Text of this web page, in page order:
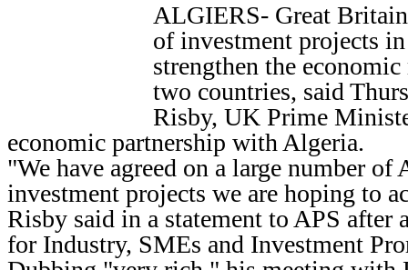
ALGIERS- Great
of investment projects
strengthen the
two countries, said
Risby, UK Prime
economic partnership with Algeria.
"We have agreed on a large number
investment projects we are hoping to
Risby said in a statement to APS
for Industry, SMEs and Investment